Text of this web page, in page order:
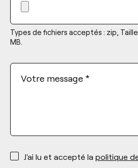
Types de fichiers acceptés : zip,
MB.
Votre message *
*
J'ai lu et accepté la politique